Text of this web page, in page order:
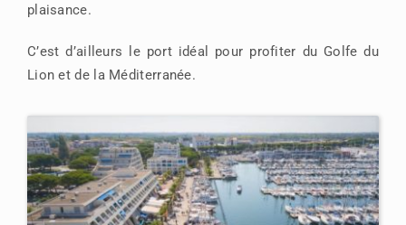
plaisance.
C’est d’ailleurs le port idéal pour profiter du Golfe du
Lion et de la Méditerranée.